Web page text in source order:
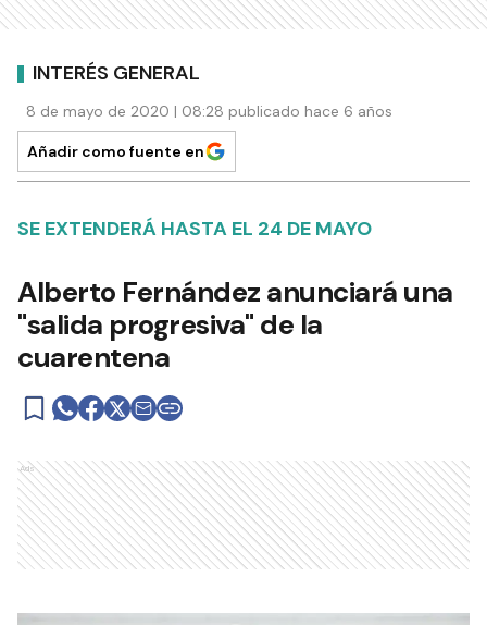
INTERÉS GENERAL
8 de mayo de 2020 | 08:28 publicado hace 6 años
Añadir como fuente en
SE EXTENDERÁ HASTA EL 24 DE MAYO
Alberto Fernández anunciará una
"salida progresiva" de la
cuarentena
Ads